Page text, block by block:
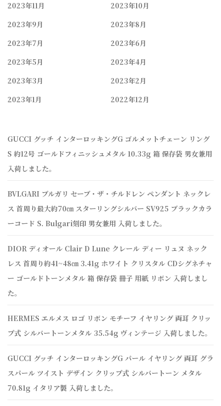
2023年11月
2023年10月
2023年9月
2023年8月
2023年7月
2023年6月
2023年5月
2023年4月
2023年3月
2023年2月
2023年1月
2022年12月
GUCCI グッチ インターロッキングG ゴルメットチェーン リング
S 約12号 ゴールドフィニッシュメタル 10.33g 箱 保存袋 男女兼用
入荷しました。
BVLGARI ブルガリ セーブ・ザ・チルドレン ペンダント ネックレ
ス 首周り最大約70㎝ スターリングシルバー SV925 ブラックカラ
ーコード S. Bulgari刻印 男女兼用 入荷しました。
DIOR ディオール Clair D Lune クレール ディー リュヌ ネック
レス 首周り約41~48㎝ 3.41g ホワイト クリスタル CDシグネチャ
ー ゴールドトーンメタル 箱 保存袋 冊子 用紙 リボン 入荷しまし
た。
HERMES エルメス ロゴ リボン モチーフ イヤリング 両耳 クリッ
プ式 シルバートーンメタル 35.54g ヴィンテージ 入荷しました。
GUCCI グッチ インターロッキングG パール イヤリング 両耳 グラ
スパール ツイスト デザイン クリップ式 シルバートーン メタル
70.81g イタリア製 入荷しました。